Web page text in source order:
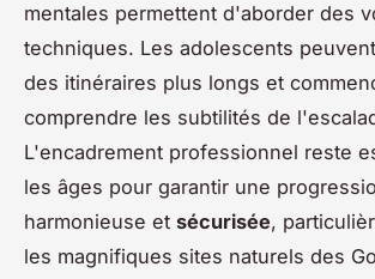
mentales permettent d'aborder des
techniques. Les adolescents
des itinéraires plus longs et
comprendre les subtilités de
L'encadrement professionnel reste
les âges pour garantir une
harmonieuse et sécurisée,
les magnifiques sites naturels des